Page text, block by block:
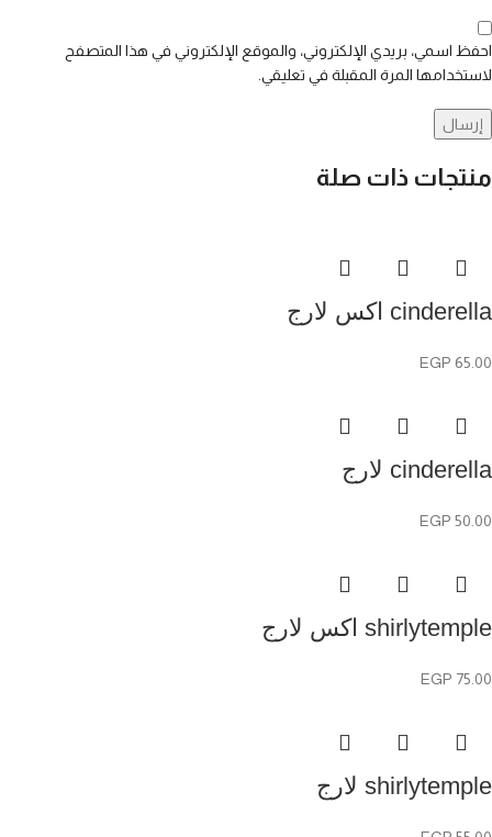
احفظ اسمي، بريدي الإلكتروني، والموقع الإلكتروني في هذا المتصفح
لاستخدامها المرة المقبلة في تعليقي.
منتجات ذات صلة
cinderella اكس لارج
EGP 65.00
cinderella لارج
EGP 50.00
shirlytemple اكس لارج
EGP 75.00
shirlytemple لارج